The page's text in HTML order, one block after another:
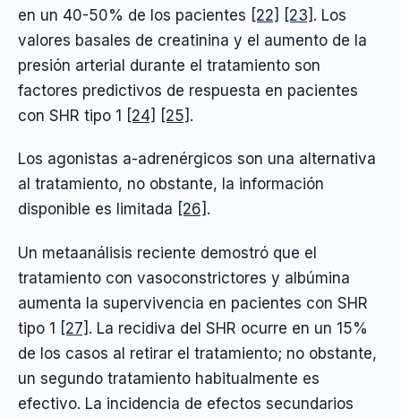
en un 40-50% de los pacientes [22] [23] . Los
valores basales de creatinina y el aumento de la
presión arterial durante el tratamiento son
factores predictivos de respuesta en pacientes
con SHR tipo 1 [24] [25] .
Los agonistas a-adrenérgicos son una alternativa
al tratamiento, no obstante, la información
disponible es limitada [26] .
Un metaanálisis reciente demostró que el
tratamiento con vasoconstrictores y albúmina
aumenta la supervivencia en pacientes con SHR
tipo 1 [27] . La recidiva del SHR ocurre en un 15%
de los casos al retirar el tratamiento; no obstante,
un segundo tratamiento habitualmente es
efectivo. La incidencia de efectos secundarios